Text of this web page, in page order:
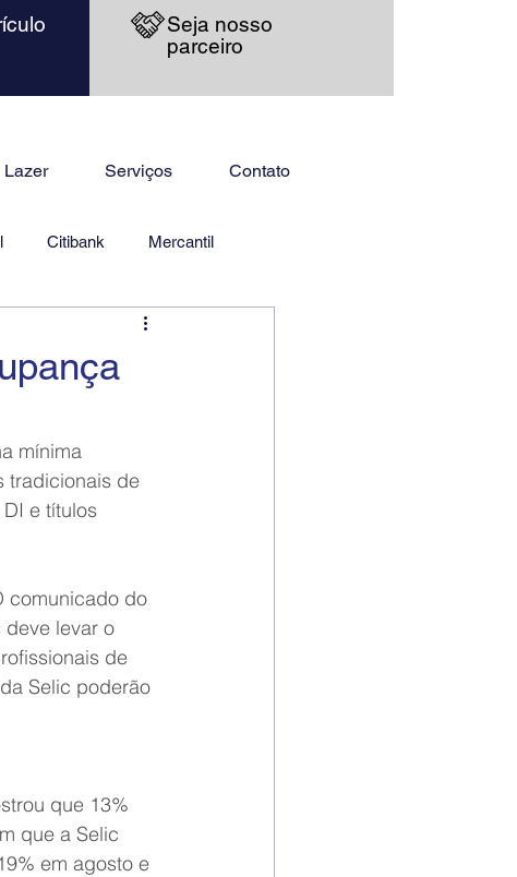
Seja nosso
parceiro
Lazer Serviços Contato
Citibank Mercantil
mínima
tradicionais de
e títulos
comunicado do
levar o
de
Selic poderão
que 13%
que a Selic
em agosto e